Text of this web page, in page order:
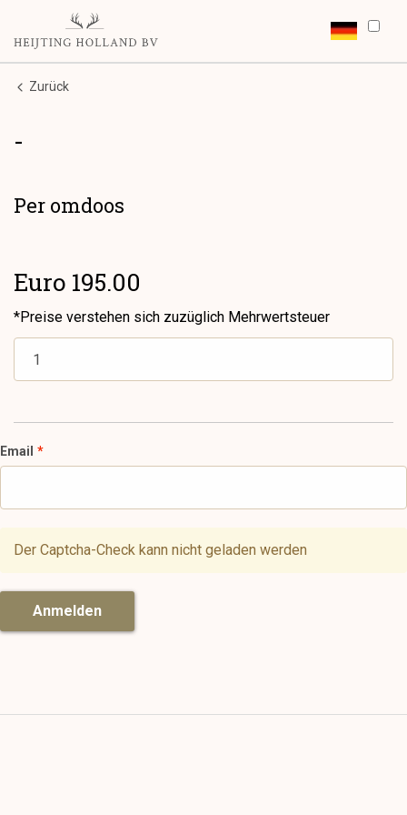
Zurück
-
Per omdoos
Euro 195.00
*Preise verstehen sich zuzüglich Mehrwertsteuer
Email
Der Captcha-Check kann nicht geladen werden
Anmelden